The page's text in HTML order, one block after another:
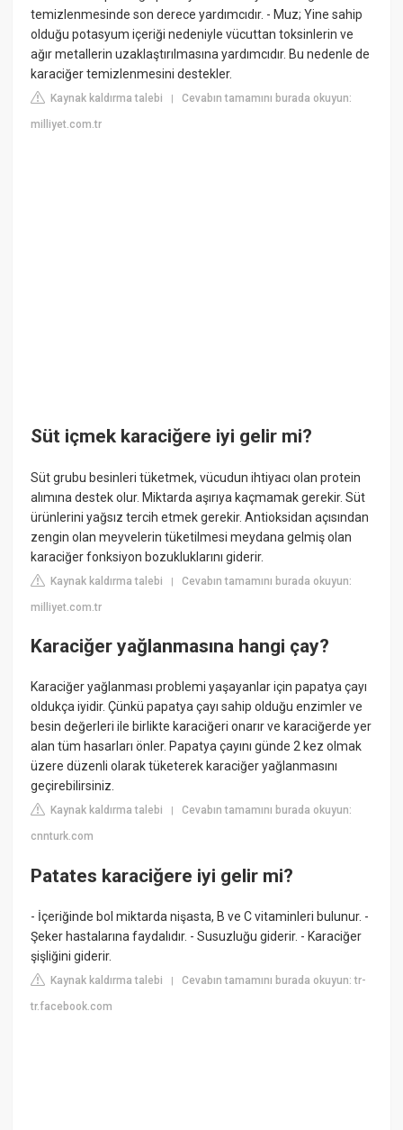
temizlenmesinde son derece yardımcıdır. - Muz; Yine sahip
olduğu potasyum içeriği nedeniyle vücuttan toksinlerin ve
ağır metallerin uzaklaştırılmasına yardımcıdır. Bu nedenle de
karaciğer temizlenmesini destekler.
Kaynak kaldırma talebi |Cevabın tamamını burada okuyun:
milliyet.com.tr
Süt içmek karaciğere iyi gelir mi?
Süt grubu besinleri tüketmek, vücudun ihtiyacı olan protein
alımına destek olur. Miktarda aşırıya kaçmamak gerekir. Süt
ürünlerini yağsız tercih etmek gerekir. Antioksidan açısından
zengin olan meyvelerin tüketilmesi meydana gelmiş olan
karaciğer fonksiyon bozukluklarını giderir.
Kaynak kaldırma talebi |Cevabın tamamını burada okuyun:
milliyet.com.tr
Karaciğer yağlanmasına hangi çay?
Karaciğer yağlanması problemi yaşayanlar için papatya çayı
oldukça iyidir. Çünkü papatya çayı sahip olduğu enzimler ve
besin değerleri ile birlikte karaciğeri onarır ve karaciğerde yer
alan tüm hasarları önler. Papatya çayını günde 2 kez olmak
üzere düzenli olarak tüketerek karaciğer yağlanmasını
geçirebilirsiniz.
Kaynak kaldırma talebi |Cevabın tamamını burada okuyun:
cnnturk.com
Patates karaciğere iyi gelir mi?
- İçeriğinde bol miktarda nişasta, B ve C vitaminleri bulunur. -
Şeker hastalarına faydalıdır. - Susuzluğu giderir. - Karaciğer
şişliğini giderir.
Kaynak kaldırma talebi |Cevabın tamamını burada okuyun: tr-
tr.facebook.com